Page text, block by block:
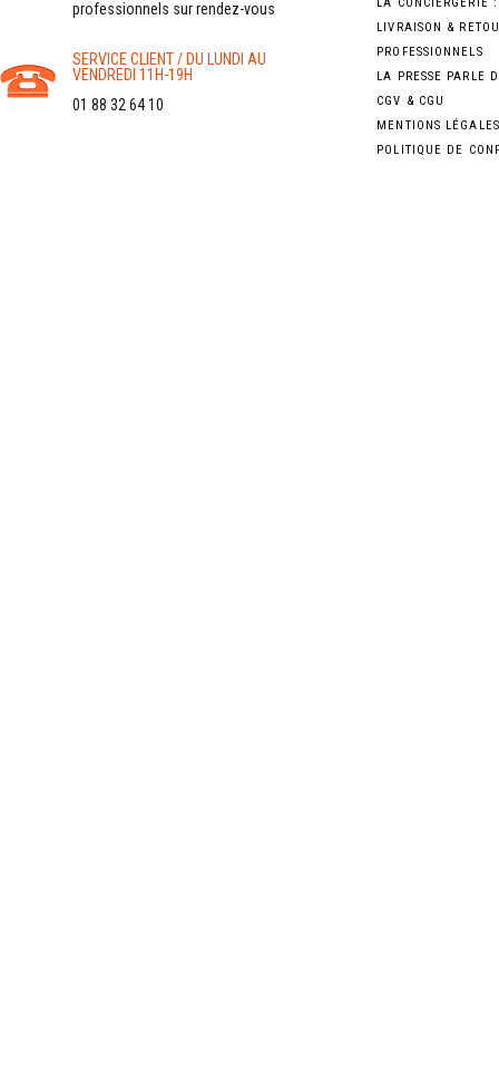
professionnels sur rendez-vous
SERVICE CLIENT / DU LUNDI AU
VENDREDI 11H-19H
01 88 32 64 10
LIVRAISON &
PROFESSIONNELS
LA PRESSE PARLE
CGV & CGU
MENTIONS LÉGALES
POLITIQUE DE